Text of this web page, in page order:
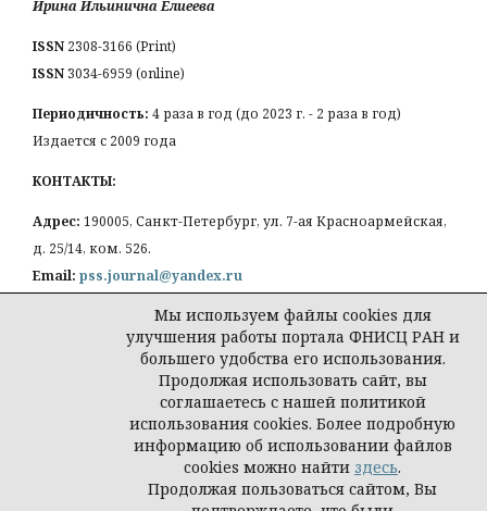
Ирина Ильинична Елиеева
ISSN 2308-3166 (Print)
ISSN3034-6959 (online)
Периодичность: 4 раза в год (до 2023 г. - 2 раза в год)
Издается с 2009 года
КОНТАКТЫ:
Адрес: 190005, Санкт-Петербург, ул. 7-ая Красноармейская,
д. 25/14, ком. 526.
Email: pss.journal@yandex.ru
Политика конфиденциальности персональных
© Петербургская социология сегодня
Мы используем файлы cookies для
улучшения работы портала ФНИСЦ РАН и
большего удобства его использования.
Продолжая использовать сайт, вы
соглашаетесь с нашей политикой
использования cookies. Более подробную
информацию об использовании файлов
cookies можно найти здесь.
Продолжая пользоваться сайтом, Вы